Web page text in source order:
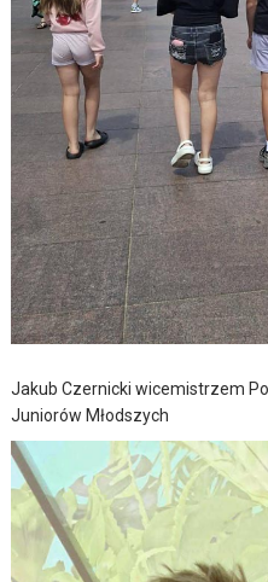
Jakub Czernicki wicemistrzem
Juniorów Młodszych